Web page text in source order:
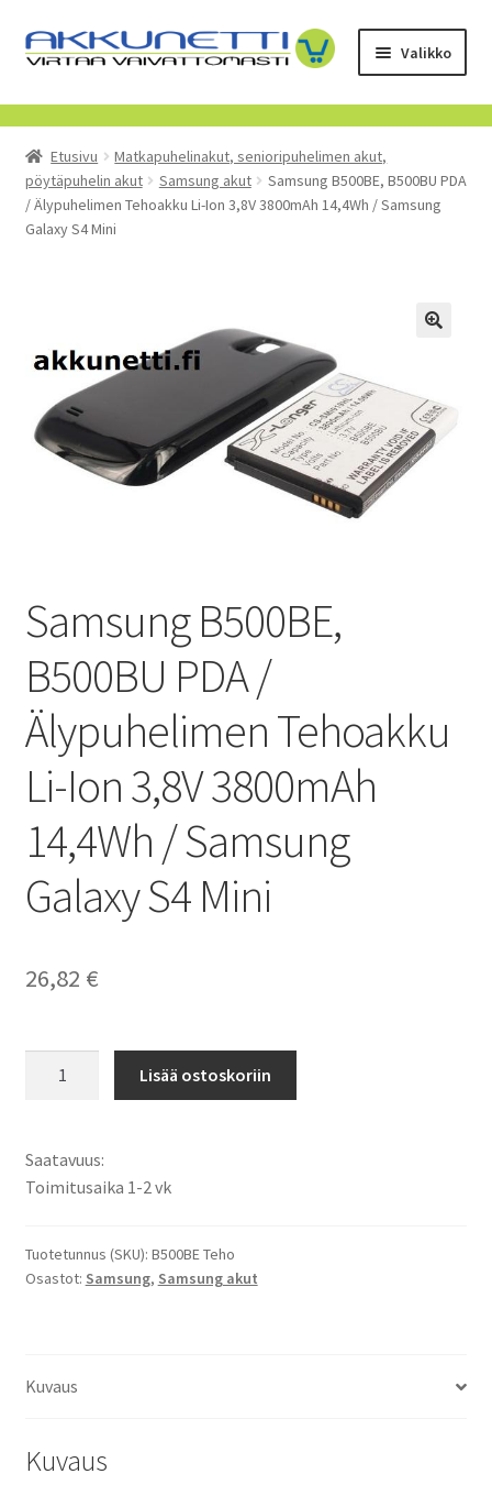
Siirry
navigointiin
Siirry
sisältöön
Valikko
Kauppa
Tietoa meistä
Yrityksille
POISTUVAT TUOTTEET
Etusivu
Matkapuhelinakut, senioripuhelimen akut,
pöytäpuhelin akut
Samsung akut
Samsung B500BE, B500BU PDA
/ Älypuhelimen Tehoakku Li-Ion 3,8V 3800mAh 14,4Wh / Samsung
Galaxy S4 Mini
Samsung B500BE,
B500BU PDA /
Älypuhelimen Tehoakku
Li-Ion 3,8V 3800mAh
14,4Wh / Samsung
Galaxy S4 Mini
26,82 €
/
Älypuhelimen
Li-
Ion
/
Galaxy
S4
Lisää ostoskoriin
Saatavuus:
Toimitusaika 1-2 vk
Tuotetunnus (SKU): B500BE Teho
Osastot: Samsung, Samsung akut
Kuvaus
Kuvaus